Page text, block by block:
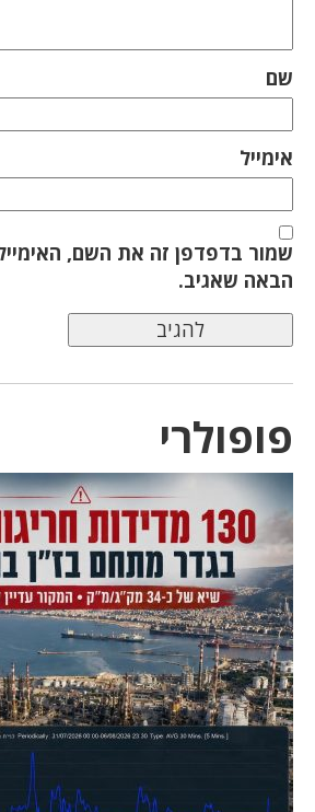
שם
אימייל
שמור בדפדפן זה את השם,
הבאה שאגיב.
פופולרי